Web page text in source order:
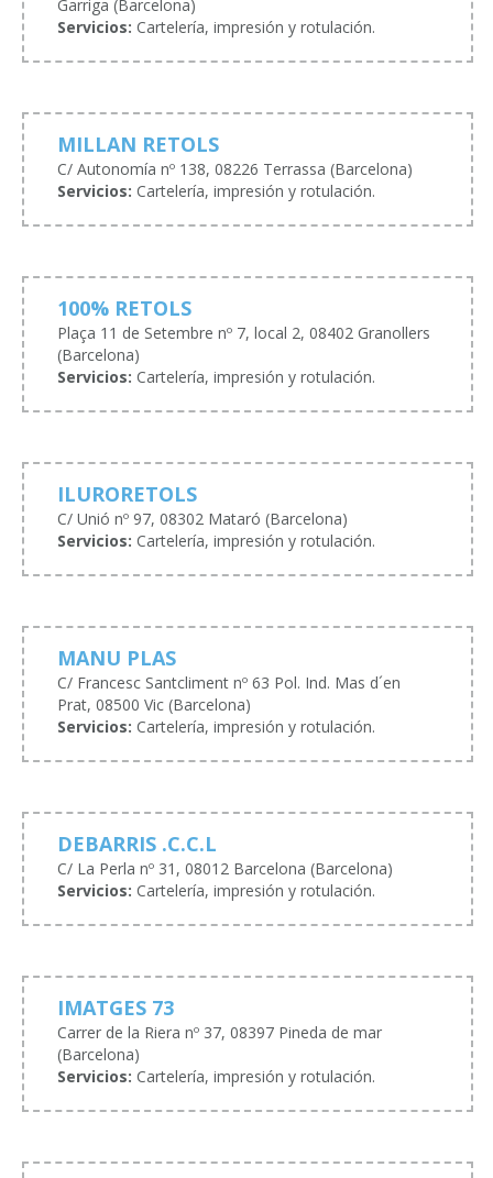
Garriga (Barcelona)
Servicios: Cartelería, impresión y rotulación.
MILLAN RETOLS
C/ Autonomía nº 138, 08226 Terrassa (Barcelona)
Servicios: Cartelería, impresión y rotulación.
100% RETOLS
Plaça 11 de Setembre nº 7, local 2, 08402 Granollers
(Barcelona)
Servicios: Cartelería, impresión y rotulación.
ILURORETOLS
C/ Unió nº 97, 08302 Mataró (Barcelona)
Servicios: Cartelería, impresión y rotulación.
MANU PLAS
C/ Francesc Santcliment nº 63 Pol. Ind. Mas d´en
Prat, 08500 Vic (Barcelona)
Servicios: Cartelería, impresión y rotulación.
DEBARRIS .C.C.L
C/ La Perla nº 31, 08012 Barcelona (Barcelona)
Servicios: Cartelería, impresión y rotulación.
IMATGES 73
Carrer de la Riera nº 37, 08397 Pineda de mar
(Barcelona)
Servicios: Cartelería, impresión y rotulación.